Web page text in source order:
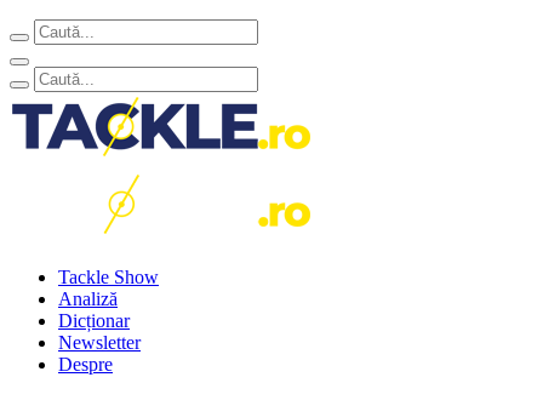
Tackle Show
Analiză
Dicționar
Newsletter
Despre